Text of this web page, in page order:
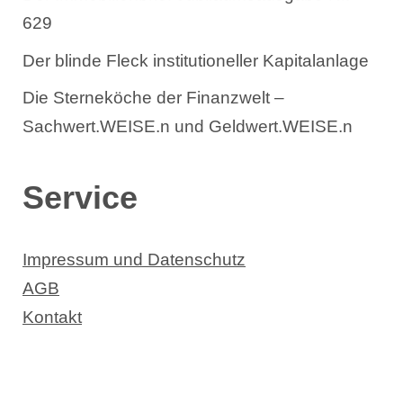
629
Der blinde Fleck institutioneller Kapitalanlage
Die Sterneköche der Finanzwelt –
Sachwert.WEISE.n und Geldwert.WEISE.n
Service
Impressum und Datenschutz
AGB
Kontakt